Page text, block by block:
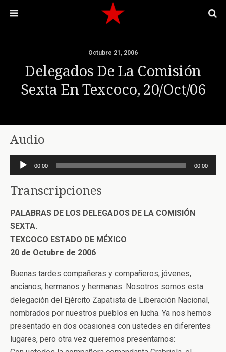
Octubre 21, 2006
Delegados De La Comisión
Sexta En Texcoco, 20/Oct/06
Audio
Reproductor
de
audio
00:00 00:00
Transcripciones
PALABRAS DE LOS DELEGADOS DE LA COMISIÓN
SEXTA.
TEXCOCO ESTADO DE MÉXICO
20 de Octubre de 2006
Buenas tardes compañeras y compañeros, jóvenes,
ancianos, hermanos y hermanas. Nosotros somos esta
delegación del Ejército Zapatista de Liberación Nacional,
nombrados por nuestros pueblos en lucha. Ya nos hemos
presentado en dos ocasiones con ustedes en diferentes
lugares, pero otra vez queremos presentarnos: